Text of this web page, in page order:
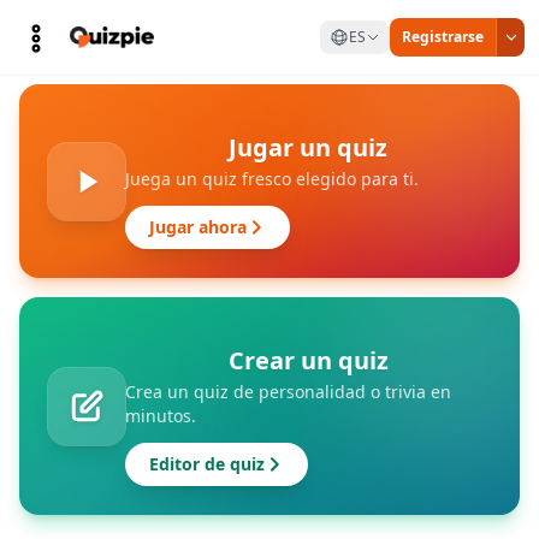
ES Registrarse
Jugar un quiz
Juega un quiz fresco elegido para ti.
Jugar ahora
Crear un quiz
Crea un quiz de personalidad o trivia en
minutos.
Editor de quiz